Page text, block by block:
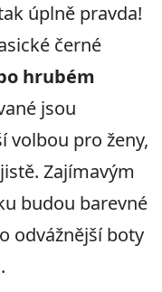
úplně pravda!
černé
hrubém
jsou
volbou pro ženy,
Zajímavým
budou barevné
odvážnější boty